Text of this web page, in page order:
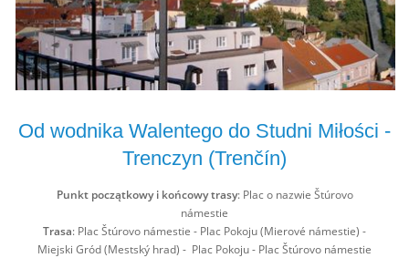
Od wodnika Walentego do Studni Miłości -
Trenczyn (Trenčín)
Punkt początkowy i końcowy trasy: Plac o nazwie Štúrovo
námestie
Trasa: Plac Štúrovo námestie - Plac Pokoju (Mierové námestie) -
Miejski Gród (Mestský hrad) - Plac Pokoju - Plac Štúrovo námestie